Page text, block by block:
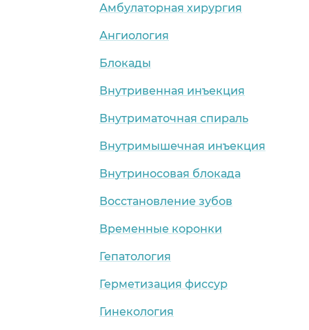
Амбулаторная хирургия
Ангиология
Блокады
Внутривенная инъекция
Внутриматочная спираль
Внутримышечная инъекция
Внутриносовая блокада
Восстановление зубов
Временные коронки
Гепатология
Герметизация фиссур
Гинекология